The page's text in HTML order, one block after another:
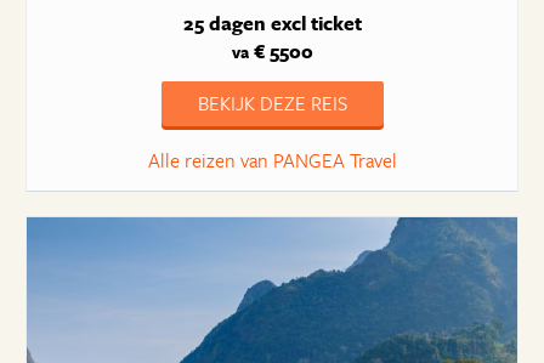
25 dagen excl ticket
va€ 5500
BEKIJK DEZE REIS
Alle reizen van PANGEA Travel